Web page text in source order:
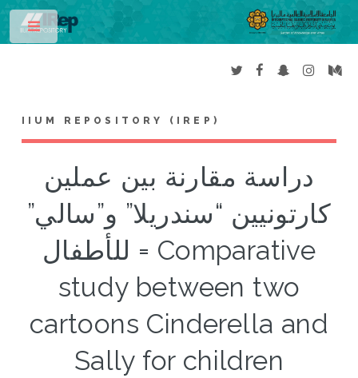
IIUM REPOSITORY (IREP)
دراسة مقارنة بين عملين
كارتونيين “سندريلا” و”سالي”
للأطفال = Comparative
study between two
cartoons Cinderella and
Sally for children
Toggle